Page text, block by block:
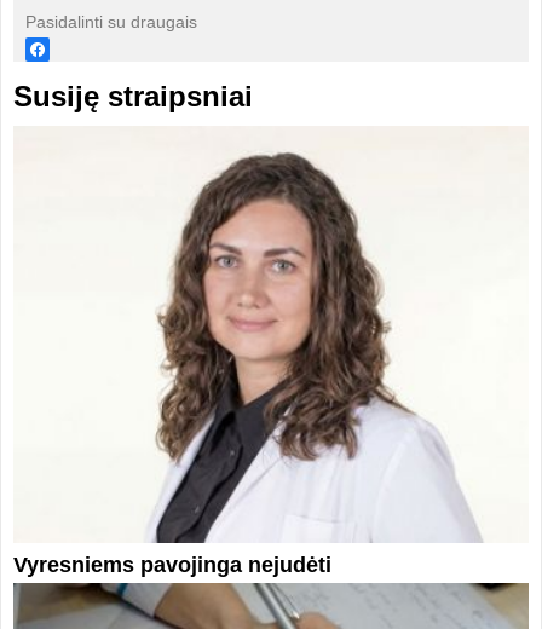
Pasidalinti su draugais
Susiję straipsniai
Vyresniems pavojinga nejudėti